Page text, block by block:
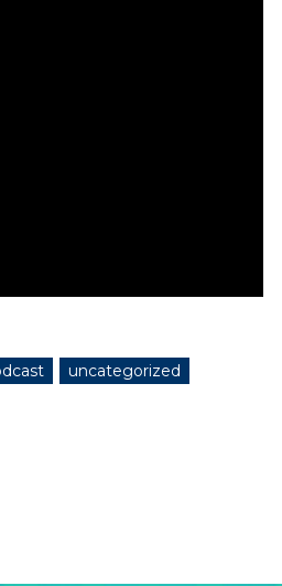
uncategorized